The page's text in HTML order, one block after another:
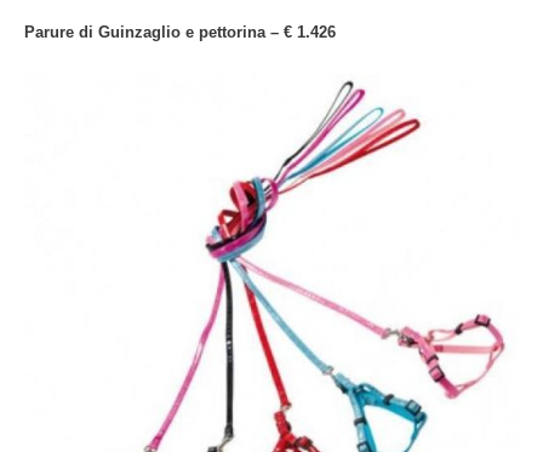
Parure di Guinzaglio e pettorina – € 1.426